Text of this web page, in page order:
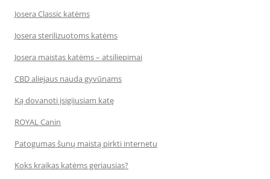
Josera Classic katėms
Josera sterilizuotoms katėms
Josera maistas katėms – atsiliepimai
CBD aliejaus nauda gyvūnams
Ką dovanoti įsigijusiam katę
ROYAL Canin
Patogumas šunų maistą pirkti internetu
Koks kraikas katėms geriausias?